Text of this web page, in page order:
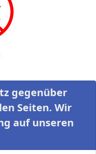
gegenüber
Seiten. Wir
auf unseren